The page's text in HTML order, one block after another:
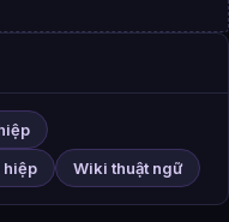
hiệp Wiki thuật ngữ